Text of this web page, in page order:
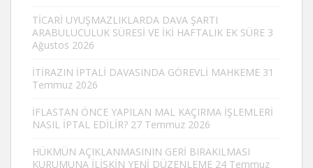
TİCARİ UYUŞMAZLIKLARDA DAVA ŞARTI
ARABULUCULUK SÜRESİ VE İKİ HAFTALIK EK SÜRE 3
Ağustos 2026
İTİRAZIN İPTALİ DAVASINDA GÖREVLİ MAHKEME 31
Temmuz 2026
İFLASTAN ÖNCE YAPILAN MAL KAÇIRMA İŞLEMLERİ
NASIL İPTAL EDİLİR? 27 Temmuz 2026
HÜKMÜN AÇIKLANMASININ GERİ BIRAKILMASI
KURUMUNA İLİŞKİN YENİ DÜZENLEME 24 Temmuz